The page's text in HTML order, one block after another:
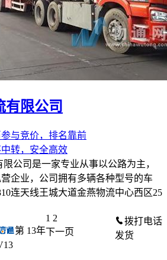
有限公司
转，安全高效
公司是一家专业从事以公路为主，
企业，公司拥有多辆各种型号的车
连天线王城大道金燕物流中心西区25
第 13年
拨打电话
发货
1 2
下一页